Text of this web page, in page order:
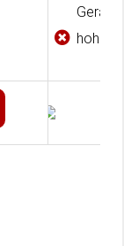
hoher